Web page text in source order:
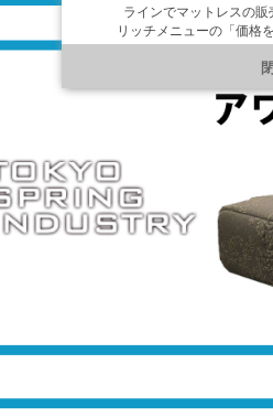
ラインでマットレスの販
リッチメニューの「価格
https://